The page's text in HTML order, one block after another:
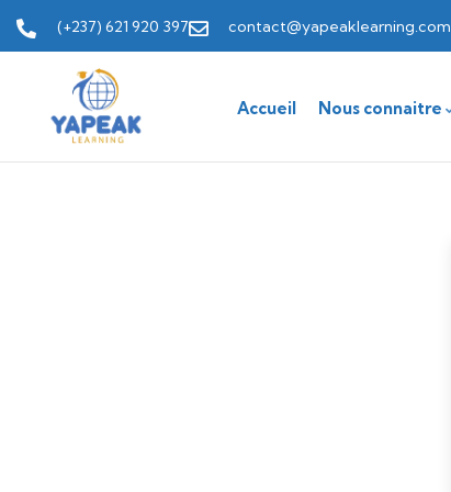
(+237) 621 920 397 contact@yapeaklearning.com
Accueil Nous connaitre